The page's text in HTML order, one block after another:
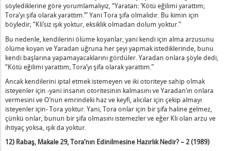
söylediklerine göre yorumlamalıyız, “Yaratan: ‘Kötü eğilimi yarattım;
Tora’yı şifa olarak yarattım.’” Yani Tora şifa olmalıdır. Bu kimin için
böyledir; “Kli’siz ışık yoktur, eksiklik olmadan dolum yoktur.”
Bu nedenle, kendilerini ölüme koyanlar, yani kendi için alma arzusunu
ölüme koyan ve Yaradan uğruna her şeyi yapmak istediklerinde, bunu
kendi başlarına yapamayacaklarını gördüler. Yaradan onlara şöyle dedi,
“Kötü eğilimi yarattım; Tora’yı şifa olarak yarattım.”
Ancak kendilerini iptal etmek istemeyen ve iki otoriteye sahip olmak
isteyenler için -yani insanın otoritesinin kalmasını ve Yaradan’ın onlara
vermesini ve O’nun emrindeki haz ve keyfi, alıcılar için çekip almayı
isteyenler için- Tora yoktur. Yani, Tora onlar için bir şifa haline gelmez,
çünkü onlar, bunun bir şifa olmasını istemezler ve eğer Kli olan arzu ve
ihtiyaç yoksa, ışık da yoktur.
12) Rabaş, Makale 29,Tora’nın Edinilmesine Hazırlık Nedir? – 2 (1989)